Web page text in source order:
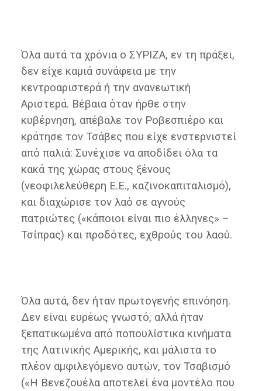
Όλα αυτά τα χρόνια ο ΣΥΡΙΖΑ, εν τη πράξει,
δεν είχε καμιά συνάφεια με την
κεντροαριστερά ή την ανανεωτική
Αριστερά. Βέβαια όταν ήρθε στην
κυβέρνηση, απέβαλε τον Ροβεσπιέρο και
κράτησε τον Τσάβες που είχε ενστερνιστεί
από παλιά: Συνέχισε να αποδίδει όλα τα
κακά της χώρας στους ξένους
(νεοφιλελεύθερη Ε.Ε., καζινοκαπιταλισμό),
και διαχώρισε τον λαό σε αγνούς
πατριώτες («κάποιοι είναι πιο έλληνες» –
Τσίπρας) και προδότες, εχθρούς του λαού.
Όλα αυτά, δεν ήταν πρωτογενής επινόηση.
Δεν είναι ευρέως γνωστό, αλλά ήταν
ξεπατικωμένα από ποπουλίστικα κινήματα
της Λατινικής Αμερικής, και μάλιστα το
πλέον αμφιλεγόμενο αυτών, τον Τσαβισμό
(«Η Βενεζουέλα αποτελεί ένα μοντέλο που